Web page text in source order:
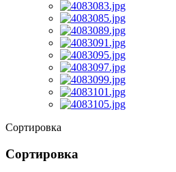
Сортировка
Сортировка